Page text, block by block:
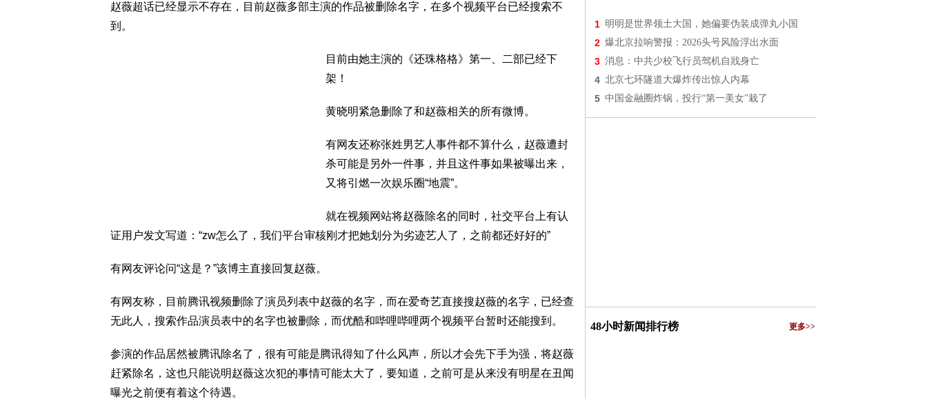
赵薇超话已经显示不存在，目前赵薇多部主演的作品被删除名字，在多个视频平台已经搜索不
到。
目前由她主演的《还珠格格》第一、二部已经下
架！
黄晓明紧急删除了和赵薇相关的所有微博。
有网友还称张姓男艺人事件都不算什么，赵薇遭封
杀可能是另外一件事，并且这件事如果被曝出来，
又将引燃一次娱乐圈“地震”。
就在视频网站将赵薇除名的同时，社交平台上有认
证用户发文写道：“zw怎么了，我们平台审核刚才把她划分为劣迹艺人了，之前都还好好的”
有网友评论问“这是？”该博主直接回复赵薇。
有网友称，目前腾讯视频删除了演员列表中赵薇的名字，而在爱奇艺直接搜赵薇的名字，已经查
无此人，搜索作品演员表中的名字也被删除，而优酷和哔哩哔哩两个视频平台暂时还能搜到。
参演的作品居然被腾讯除名了，很有可能是腾讯得知了什么风声，所以才会先下手为强，将赵薇
赶紧除名，这也只能说明赵薇这次犯的事情可能太大了，要知道，之前可是从来没有明星在丑闻
曝光之前便有着这个待遇。
1 明明是世界领土大国，她偏要伪装成弹丸小国
2 爆北京拉响警报：2026头号风险浮出水面
3 消息：中共少校飞行员驾机自戕身亡
4 北京七环隧道大爆炸传出惊人内幕
5 中国金融圈炸锅，投行“第一美女”栽了
48小时新闻排行榜 更多>>